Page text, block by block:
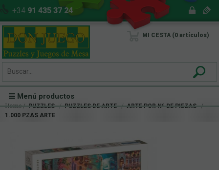
+34 91 435 37 24
MI CESTA 0 artículos
Menú productos
Home PUZZLES PUZZLES DE ARTE
ARTE POR Nº DE PIEZAS
1.000 PZAS ARTE